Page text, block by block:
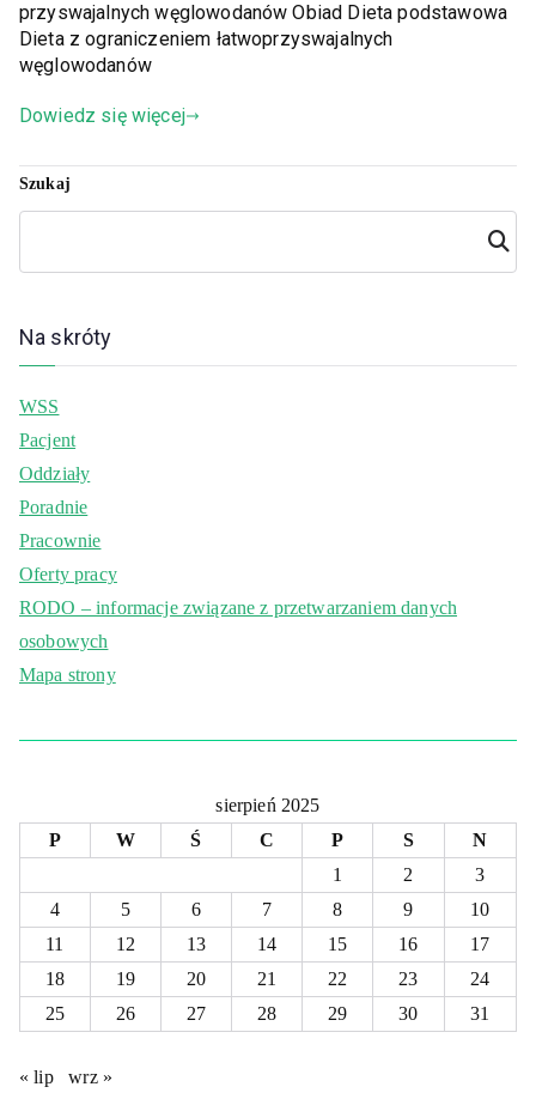
przyswajalnych węglowodanów Obiad Dieta podstawowa
Dieta z ograniczeniem łatwoprzyswajalnych
węglowodanów
Dowiedz się więcej
Szukaj
Szuka
j
Na skróty
WSS
Pacjent
Oddziały
Poradnie
Pracownie
Oferty pracy
RODO – informacje związane z przetwarzaniem danych
osobowych
Mapa strony
sierpień 2025
P
W Ś C P S
N
1
2
3
4
5 6 7 8 9
10
11
12 13 14 15 16
17
18
19 20 21 22 23
24
25
26 27 28 29 30 31
« lip wrz »